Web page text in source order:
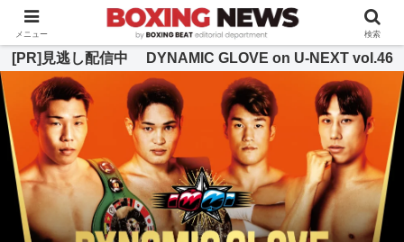
BOXING BEAT [ボクシング・ビート] 公式サイト
[PR]見逃し配信中 DYNAMIC GLOVE on U-NEXT vol.46
メニュー 検索